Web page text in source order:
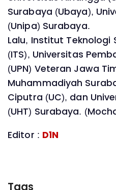
Surabaya (Ubaya),
(Unipa) Surabaya.
Lalu, Institut Teknologi
(ITS), Universitas
(UPN) Veteran Jawa
Muhammadiyah
Ciputra (UC), dan
(UHT) Surabaya.
Editor : D1N
Tags